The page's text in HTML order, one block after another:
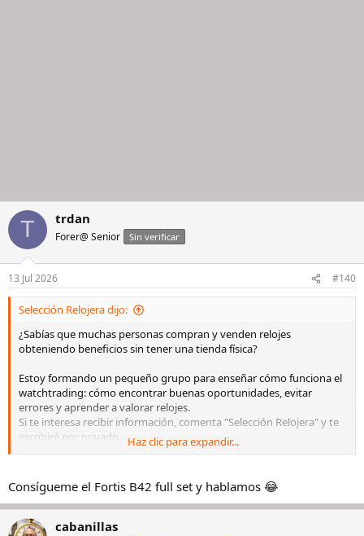
T trdan
Forer@ Senior Sin verificar
13 Jul 2026 #140
Selección Relojera dijo:
¿Sabías que muchas personas compran y venden relojes
obteniendo beneficios sin tener una tienda física?
Estoy formando un pequeño grupo para enseñar cómo funciona el
watchtrading: cómo encontrar buenas oportunidades, evitar
errores y aprender a valorar relojes.
Si te interesa recibir información, comenta "Selección Relojera" y te
escribiré por privado.
Haz clic para expandir...
Consígueme el Fortis B42 full set y hablamos 😂
cabanillas